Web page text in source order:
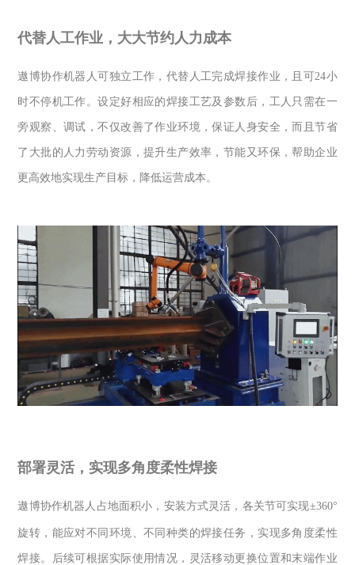
代替人工作业，大大节约人力成本
遨博协作机器人可独立工作，代替人工完成焊接作业，且可24小
时不停机工作。设定好相应的焊接工艺及参数后，工人只需在一
旁观察、调试，不仅改善了作业环境，保证人身安全，而且节省
了大批的人力劳动资源，提升生产效率，节能又环保，帮助企业
更高效地实现生产目标，降低运营成本。
部署灵活，实现多角度柔性焊接
遨博协作机器人占地面积小，安装方式灵活，各关节可实现±360°
旋转，能应对不同环境、不同种类的焊接任务，实现多角度柔性
焊接。后续可根据实际使用情况，灵活移动更换位置和末端作业